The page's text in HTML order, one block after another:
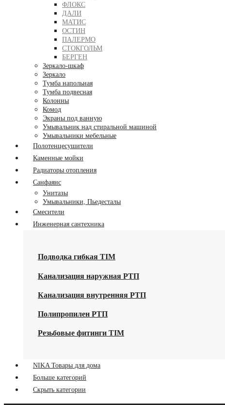
ФЛОКС
ДАЛИ
МАТИС
ОСТИН
ПАЛЕРМО
СТОКГОЛЬМ
БЕРГЕН
Зеркало-шкаф
Зеркало
Тумба напольная
Тумба подвесная
Колонны
Комод
Экраны под ванную
Умывальник над стиральной машиной
Умывальники мебельные
Полотенцесушители
Каменные мойки
Радиаторы отопления
Санфаянс
Унитазы
Умывальники, Пьедесталы
Смесители
Инженерная сантехника
Подводка гибкая TIM
Канализация наружная РТП
Канализация внутренняя РТП
Полипропилен РТП
Резьбовые фитинги TIM
NIKA Товары для дома
Больше категорий
Скрыть категории